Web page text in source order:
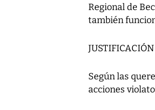
Regional de
también
Según las
acciones